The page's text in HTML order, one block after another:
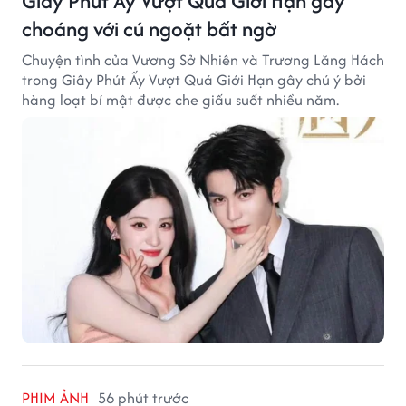
choáng với cú ngoặt bất ngờ
Chuyện tình của Vương Sở Nhiên và Trương Lăng Hách
trong Giây Phút Ấy Vượt Quá Giới Hạn gây chú ý bởi
hàng loạt bí mật được che giấu suốt nhiều năm.
PHIM ẢNH 56 phút trước